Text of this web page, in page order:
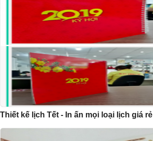
Thiết kế lịch Tết - In ấn mọi loại lịch giá rẻ